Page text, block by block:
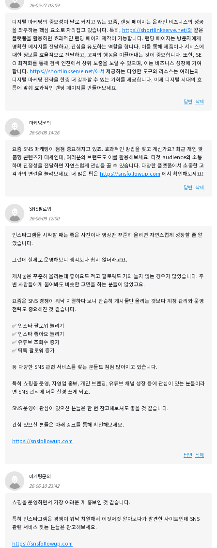
26-05-27 02:09
디지털 마케팅의 중요성이 날로 커지고 있는 요즘, 랜딩 페이지는 온라인 비즈니스의 성공
을 좌우하는 핵심 요소로 자리잡고 있습니다. 특히, https://shortlinkserve.net/와 같은
플랫폼을 활용하면 효과적인 랜딩 페이지 제작이 가능합니다. 랜딩 페이지는 방문자에게
명확한 메시지를 전달하고, 관심을 유도하는 역할을 합니다. 이를 통해 제품이나 서비스에
대한 정보를 효율적으로 전달하고, 고객의 행동을 이끌어내는 것이 중요합니다. 또한, SE
O 최적화를 통해 검색 엔진에서 상위 노출을 노릴 수 있으며, 이는 비즈니스 성장에 기여
합니다. https://shortlinkserve.net/에서 제공하는 다양한 도구와 리소스는 여러분의
디지털 마케팅 전략을 한층 더 강화할 수 있는 기회를 제공합니다. 이제 디지털 시대의 흐
름에 맞춰 효과적인 랜딩 페이지를 만들어보세요.
답변 삭제
마케팅문의
26-06-08 14:26
요즘 SNS 마케팅이 점점 중요해지고 있죠. 효과적인 방법을 찾고 계신가요? 최근 개인 맞
춤형 콘텐츠가 대세인데, 여러분의 브랜드도 이를 활용해보세요. 타겟 audience와 소통
하며 진정성을 전달하면 자연스럽게 관심을 끌 수 있습니다. 다양한 플랫폼에서 소중한 고
객과의 연결을 늘려보세요. 더 많은 팁은 https://snsfollowup.com 에서 확인해보세요!
답변 삭제
SNS팔로업
26-06-09 12:00
인스타그램을 시작할 때는 좋은 사진이나 영상만 꾸준히 올리면 자연스럽게 성장할 줄 알
았습니다.
그런데 실제로 운영해보니 생각보다 쉽지 않더라고요.
게시물은 꾸준히 올리는데 좋아요도 적고 팔로워도 거의 늘지 않는 경우가 많았습니다. 주
변 사람들에게 물어봐도 비슷한 고민을 하는 분들이 많았고요.
요즘은 SNS 경쟁이 워낙 치열하다 보니 단순히 게시물만 올리는 것보다 계정 관리와 운영
전략도 중요해진 것 같습니다.
✅ 인스타 팔로워 늘리기
✅ 인스타 좋아요 늘리기
✅ 유튜브 조회수 증가
✅ 틱톡 팔로워 증가
등 다양한 SNS 관련 서비스를 찾는 분들도 점점 많아지고 있습니다.
특히 쇼핑몰 운영, 자영업 홍보, 개인 브랜딩, 유튜브 채널 성장 등에 관심이 있는 분들이라
면 SNS 관리에 더욱 신경 쓰게 되죠.
SNS 운영에 관심이 있으신 분들은 한 번 참고해보셔도 좋을 것 같습니다.
관심 있으신 분들은 아래 링크를 통해 확인해보세요.
https://snsfollowup.com
답변 삭제
마케팅문의
26-06-10 23:42
쇼핑몰 운영하면서 가장 어려운 게 홍보인 것 같습니다.
특히 인스타그램은 경쟁이 워낙 치열해서 이것저것 알아보다가 발견한 사이트인데 SNS
관련 서비스 찾는 분들은 참고해보세요.
https://snsfollowup.com